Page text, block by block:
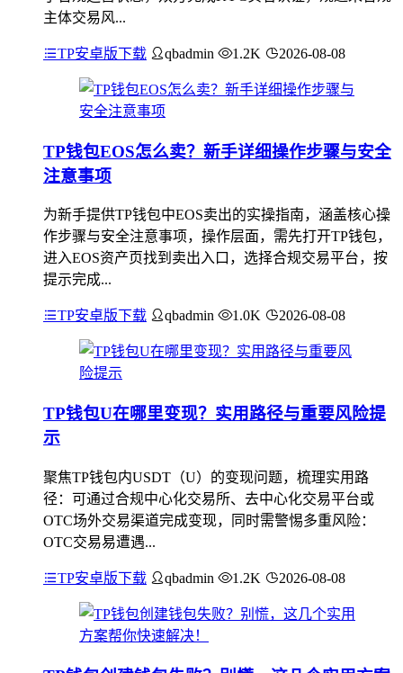
主体交易风...
TP安卓版下载 qbadmin 1.2K 2026-08-08
TP钱包EOS怎么卖？新手详细操作步骤与安全
注意事项
为新手提供TP钱包中EOS卖出的实操指南，涵盖核心操
作步骤与安全注意事项，操作层面，需先打开TP钱包，
进入EOS资产页找到卖出入口，选择合规交易平台，按
提示完成...
TP安卓版下载 qbadmin 1.0K 2026-08-08
TP钱包U在哪里变现？实用路径与重要风险提
示
聚焦TP钱包内USDT（U）的变现问题，梳理实用路
径：可通过合规中心化交易所、去中心化交易平台或
OTC场外交易渠道完成变现，同时需警惕多重风险：
OTC交易易遭遇...
TP安卓版下载 qbadmin 1.2K 2026-08-08